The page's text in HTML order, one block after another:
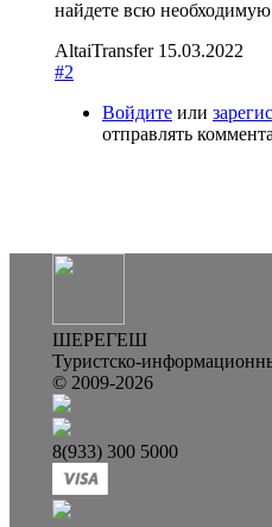
найдете всю
AltaiTransfer15.03.2022
#2
Войдите или
отправлять
ШЕРЕГЕШ
Туристско-
© 2009-2026
8(933) 300 5000